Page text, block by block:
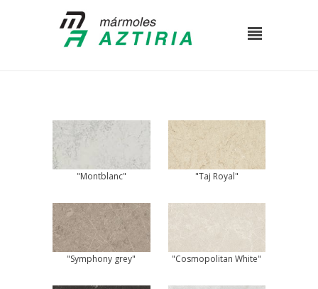
"Montblanc" "Taj Royal"
"Symphony grey" "Cosmopolitan White"